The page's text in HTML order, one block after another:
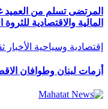
المرتضى تسلم من
المالية والاقتصادية
إقتصادية وسياحية الأخبار
أزمات لبنان وطوافان